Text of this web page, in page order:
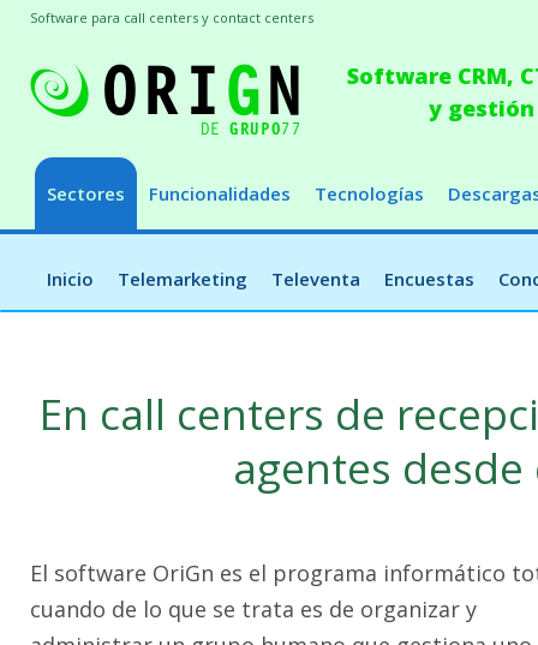
Software CRM,
y
Sectores Funcionalidades Tecnologías
Inicio Telemarketing Televenta Encuestas
Software para call centers y contact centers
En call centers de
agentes
El software OriGn es el programa informático
cuando de lo que se trata es de organizar y